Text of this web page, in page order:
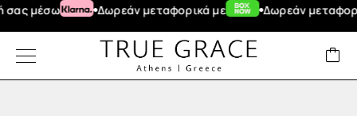
Δωρεάν μεταφορικά με Δωρεάν μεταφορικά